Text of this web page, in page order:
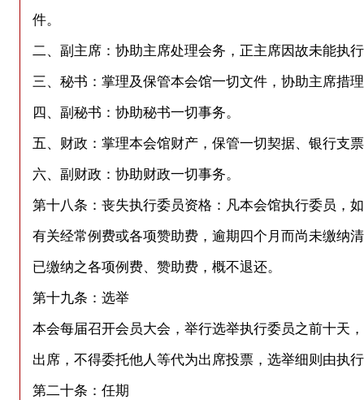
件。
二、副主席：协助主席处理会务，正主席因故未能执
三、秘书：掌理及保管本会馆一切文件，协助主席措
四、副秘书：协助秘书一切事务。
五、财政：掌理本会馆财产，保管一切契据、银行支
六、副财政：协助财政一切事务。
第十八条：丧失执行委员资格：凡本会馆执行委员，
有关经常例费或各项赞助费，逾期四个月而尚未缴纳
已缴纳之各项例费、赞助费，概不退还。
第十九条：选举
本会每届召开会员大会，举行选举执行委员之前十天
出席，不得委托他人等代为出席投票，选举细则由执
第二十条：任期